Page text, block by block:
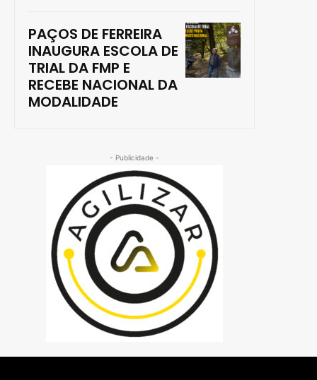
PAÇOS DE FERREIRA
INAUGURA ESCOLA DE
TRIAL DA FMP E
RECEBE NACIONAL DA
MODALIDADE
- Publicidade -